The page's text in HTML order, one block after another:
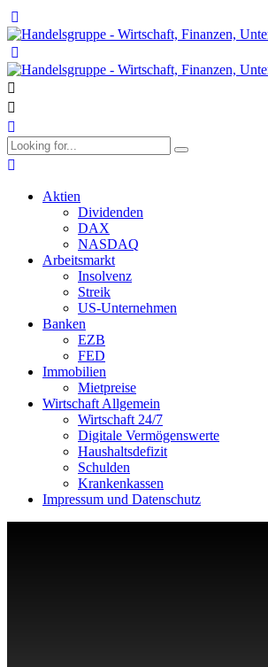
Aktien
Dividenden
DAX
NASDAQ
Arbeitsmarkt
Insolvenz
Streik
US-Unternehmen
Banken
EZB
FED
Immobilien
Mietpreise
Wirtschaft Allgemein
Wirtschaft 24/7
Digitale Vermögenswerte
Haushaltsdefizit
Schulden
Krankenkassen
Impressum und Datenschutz